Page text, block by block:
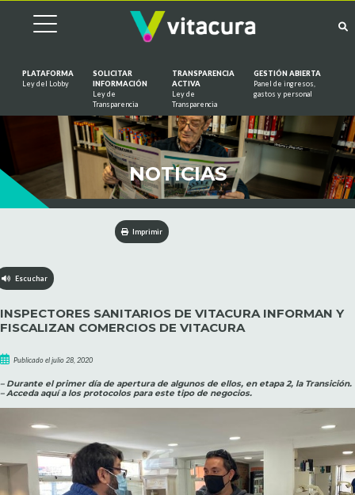
PLATAFORMA
Ley del Lobby
SOLICITAR
INFORMACIÓN
Ley de
Transparencia
TRANSPARENCIA
ACTIVA
Ley de
Transparencia
GESTIÓN ABIERTA
Panel de ingresos,
gastos y personal
NOTICIAS
Imprimir
Escuchar
INSPECTORES SANITARIOS DE VITACURA INFORMAN Y
FISCALIZAN COMERCIOS DE VITACURA
Publicado el julio 28, 2020
– Durante el primer día de apertura de algunos de ellos, en etapa 2, la Transición.
– Acceda aquí a los protocolos para este tipo de negocios.